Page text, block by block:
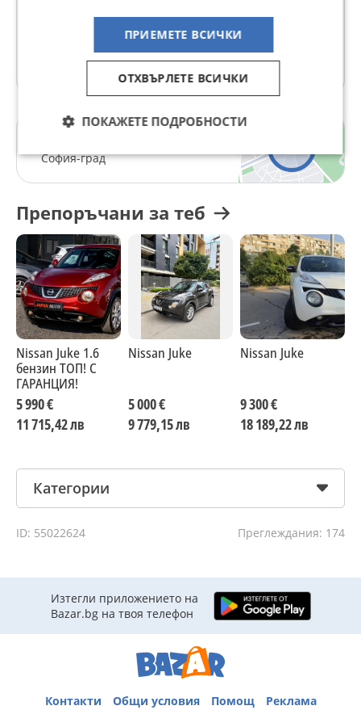
7 Обяви
София-град
Препоръчани за теб
Nissan Juke 1.6
бензин ТОП! С
ГАРАНЦИЯ!
5 990 €
11 715,42 лв
Nissan Juke
5 000 €
9 779,15 лв
Nissan Juke
9 300 €
18 189,22 лв
Категории
ID: 55022624 Преглеждания: 174
Изтегли приложението на
Bazar.bg на твоя телефон
Контакти Общи условия Помощ Реклама
ПРИЕМЕТЕ ВСИЧКИ
ОТХВЪРЛЕТЕ ВСИЧКИ
ПОКАЖЕТЕ ПОДРОБНОСТИ